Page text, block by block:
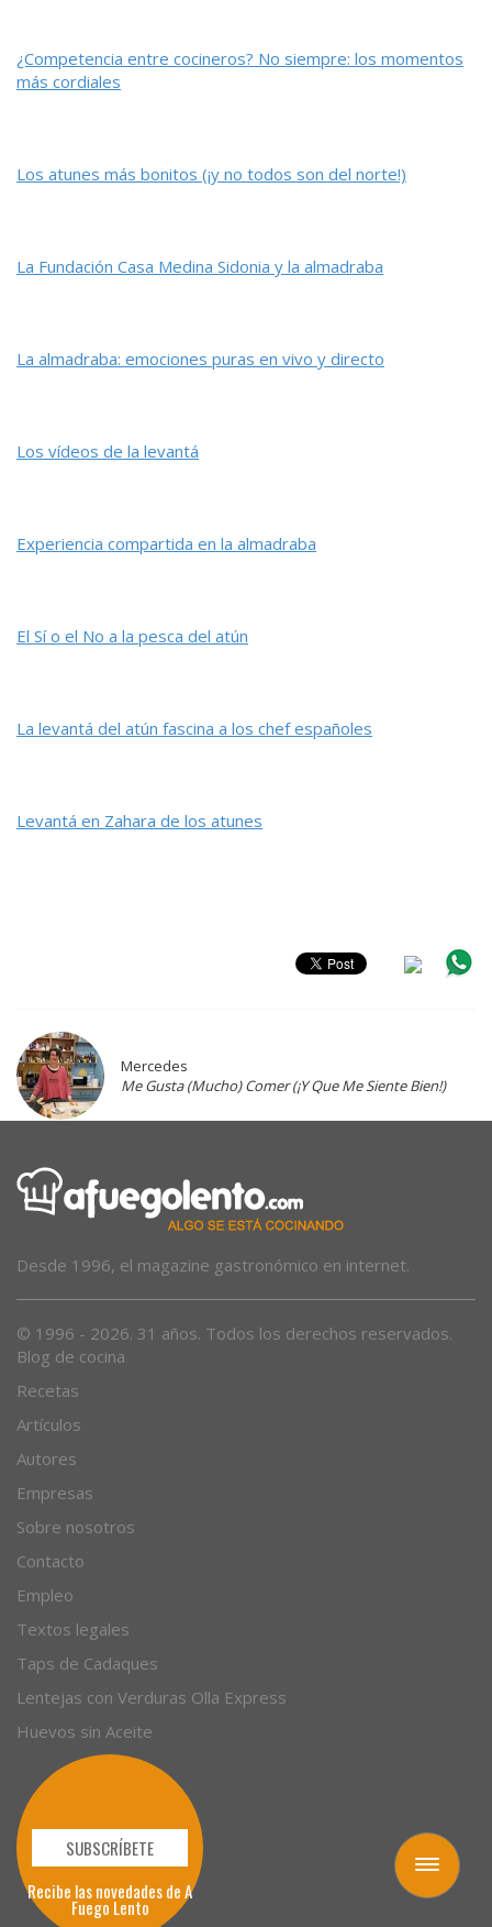
Toggle
navigation
¿Competencia entre cocineros? No siempre: los momentos
más cordiales
Los atunes más bonitos (¡y no todos son del norte!)
La Fundación Casa Medina Sidonia y la almadraba
La almadraba: emociones puras en vivo y directo
Los vídeos de la levantá
Experiencia compartida en la almadraba
El Sí o el No a la pesca del atún
La levantá del atún fascina a los chef españoles
Levantá en Zahara de los atunes
Mercedes
Me Gusta (Mucho) Comer (¡Y Que Me Siente Bien!)
Desde 1996, el magazine gastronómico en internet.
© 1996 - 2026. 31 años. Todos los derechos reservados.
Blog de cocina
Recetas
Artículos
Autores
Empresas
Sobre nosotros
Contacto
Empleo
Textos legales
Taps de Cadaques
Lentejas con Verduras Olla Express
Huevos sin Aceite
SUBSCRÍBETE
Recibe las novedades de A
Fuego Lento